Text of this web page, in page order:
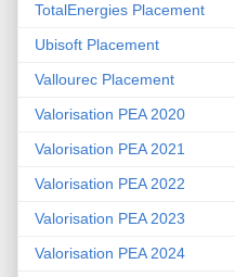
TotalEnergies Placement
Ubisoft Placement
Vallourec Placement
Valorisation PEA 2020
Valorisation PEA 2021
Valorisation PEA 2022
Valorisation PEA 2023
Valorisation PEA 2024